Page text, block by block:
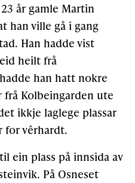
år gamle Martin
han ville gå i gang
Han hadde vist
heilt frå
han hatt nokre
frå Kolbeingarden ute
ikkje laglege plassar
for vêrhardt.
ein plass på innsida av
På Osneset